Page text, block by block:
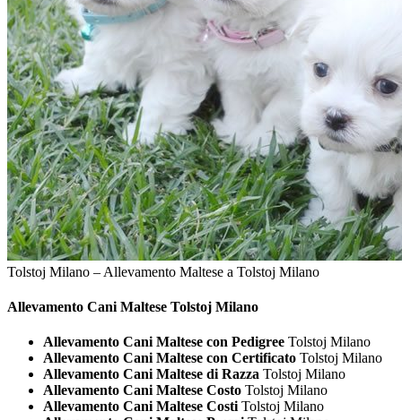
Tolstoj Milano – Allevamento Maltese a Tolstoj Milano
Allevamento Cani Maltese Tolstoj Milano
Allevamento Cani Maltese con Pedigree Tolstoj Milano
Allevamento Cani Maltese con Certificato Tolstoj Milano
Allevamento Cani Maltese di Razza Tolstoj Milano
Allevamento Cani Maltese Costo Tolstoj Milano
Allevamento Cani Maltese Costi Tolstoj Milano